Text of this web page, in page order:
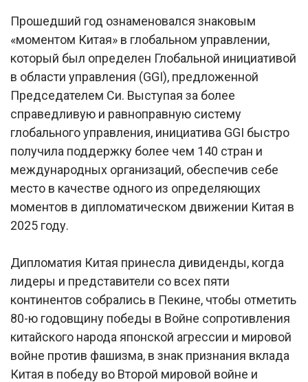
Прошедший год ознаменовался знаковым
«моментом Китая» в глобальном управлении,
который был определен Глобальной инициативой
в области управления (GGI), предложенной
Председателем Си. Выступая за более
справедливую и равноправную систему
глобального управления, инициатива GGI быстро
получила поддержку более чем 140 стран и
международных организаций, обеспечив себе
место в качестве одного из определяющих
моментов в дипломатическом движении Китая в
2025 году.
Дипломатия Китая принесла дивиденды, когда
лидеры и представители со всех пяти
континентов собрались в Пекине, чтобы отметить
80-ю годовщину победы в Войне сопротивления
китайского народа японской агрессии и мировой
войне против фашизма, в знак признания вклада
Китая в победу во Второй мировой войне и